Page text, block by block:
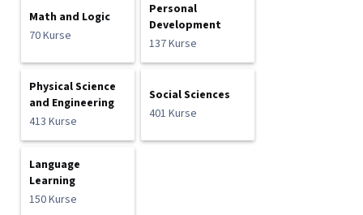
Math and Logic
70 Kurse
Personal
Development
137 Kurse
Physical Science
and Engineering
413 Kurse
Social Sciences
401 Kurse
Language
Learning
150 Kurse